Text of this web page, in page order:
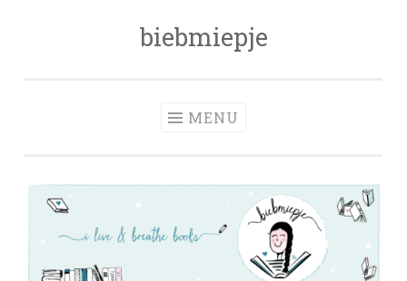
biebmiepje
MENU